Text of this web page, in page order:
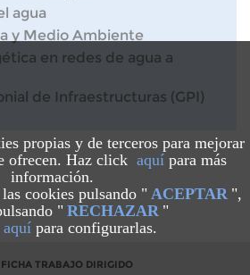
propias y de terceros para mejorar
ofrecen. Haz click aquípara más
información.
cookies pulsando " ACEPTAR ",
" RECHAZAR "
aquípara configurarlas.
agua
y Medio Ambiente
en redes de agua a
de Infraestructuras (GPI)
FICHA TRABAJO DIRIGIDO